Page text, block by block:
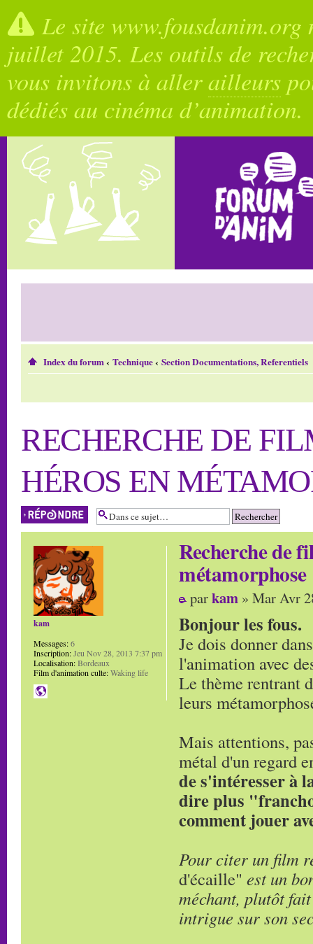
Le site
juillet 2015. Les outils de
vous invitons à allerailleurs
dédiés au cinéma d’animation.
Index du forum‹ Technique‹ Section Documentations, Referentiels
RECHERCHE DE
HÉROS EN
Répondre
Recherche de
métamorphose
parkam » Mar Avr
Bonjour les fous.
Je dois donner
l'animation avec
Le thème rentrant
leurs
Mais attentions,
métal d'un regard
de s'intéresser à
dire plus
comment jouer
Pour citer un film
d'écaille" est un
méchant, plutôt
intrigue sur son
kam
Messages:6
Inscription:Jeu Nov 28, 2013 7:37 pm
Localisation:Bordeaux
Film d'animation culte:Waking life